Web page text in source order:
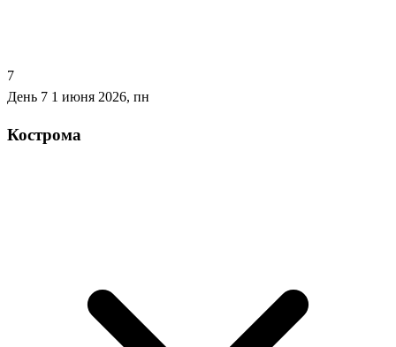
7
День 7 1 июня 2026, пн
Кострома